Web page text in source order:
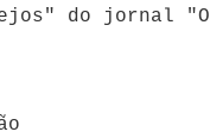
do jornal "O